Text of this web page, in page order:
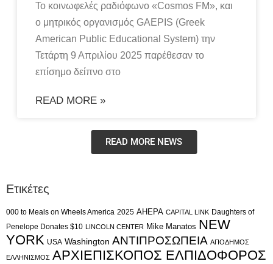
Το κοινωφελές ραδιόφωνο «Cosmos FM», και
ο μητρικός οργανισμός GAEPIS (Greek
American Public Educational System) την
Τετάρτη 9 Απριλίου 2025 παρέθεσαν το
επίσημο δείπνο στο
READ MORE »
READ MORE NEWS
Ετικέτες
000 to Meals on Wheels America 2025 AHEPA CAPITAL LINK Daughters of
Penelope Donates $10
LINCOLN CENTER Mike Manatos NEW
YORK USA Washington ΑΝΤΙΠΡΟΣΩΠΕΙΑ ΑΠΟΔΗΜΟΣ
ΕΛΛΗΝΙΣΜΟΣ ΑΡΧΙΕΠΙΣΚΟΠΟΣ ΕΛΠΙΔΟΦΟΡΟΣ